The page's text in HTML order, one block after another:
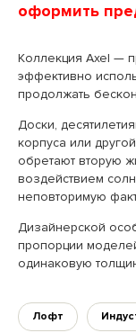
оформить
Коллекция Axel —
эффективно
продолжать
Доски,
корпуса или
обретают вторую
воздействием
неповторимую
Дизайнерской
пропорции
одинаковую
Лофт